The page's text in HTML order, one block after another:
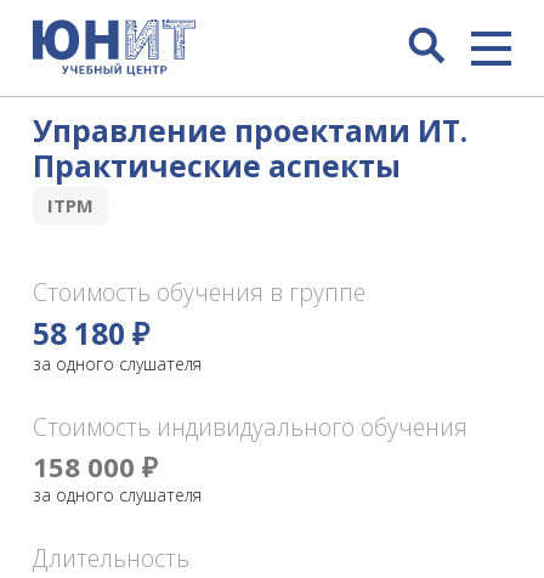
Управление проектами ИТ.
Практические аспекты
ITPM
Стоимость обучения в группе
58 180 ₽
за одного слушателя
Стоимость индивидуального обучения
158 000 ₽
за одного слушателя
Длительность